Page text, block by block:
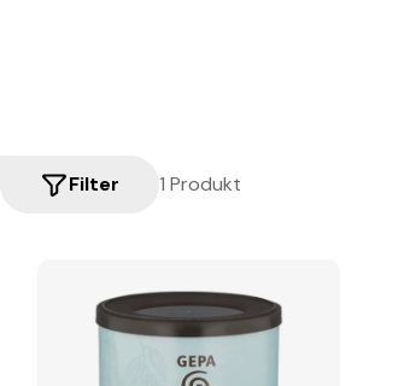
1 Produkt
Filter